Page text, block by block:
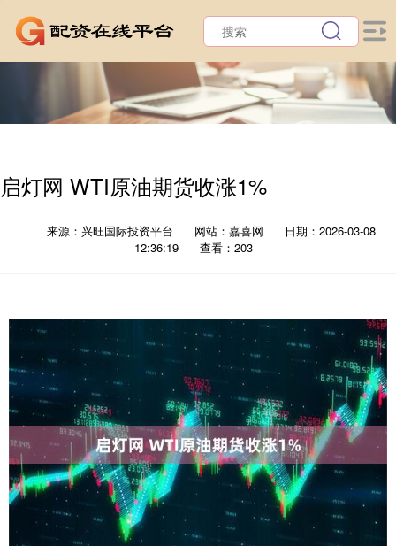
启灯网 WTI原油期货收涨1%
来源：兴旺国际投资平台 网站：嘉喜网
日期：2026-03-08
12:36:19
查看：203